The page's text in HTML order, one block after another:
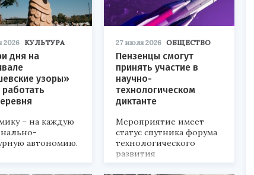
2026 КУЛЬТУРА
дня на
узоры»
работать
– на каждую
автономию.
27 июля 2026 ОБЩЕСТВО
Пензенцы смогут
принять участие в
научно-
технологическом
диктанте
Мероприятие имеет
статус спутника форума
технологического
развития
«Технопром-2026».